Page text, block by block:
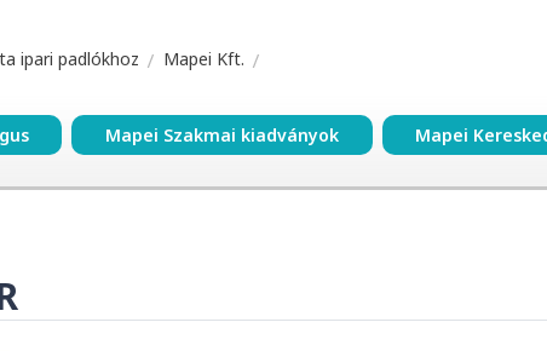
ipari padlókhoz Mapei Kft.
Mapei Szakmai kiadványok Mapei